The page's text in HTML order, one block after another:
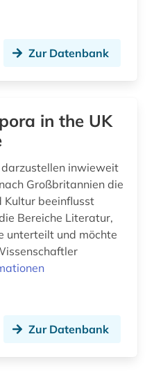
geschlechterforschung (1)
geschlechtergeschichte (1)
Zur Datenbank
in the UK
inwieweit
Großbritannien die
beeinflusst
Bereiche Literatur,
unterteilt und möchte
Zur Datenbank